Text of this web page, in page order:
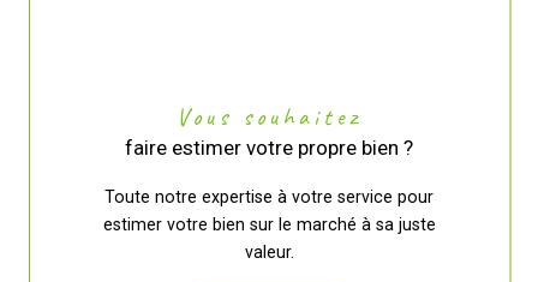
Vous souhaitez
faire estimer votre propre bien ?
Toute notre expertise à votre service pour
estimer votre bien sur le marché à sa juste
valeur.